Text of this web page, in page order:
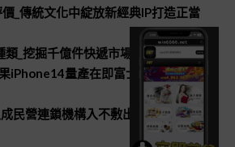
_傳統文化中綻放新經典IP打造正當
類_挖掘千億件快遞市場新空間
iPhone14量產在即富士康招工進入高
民營連鎖機構入不敷出口腔醫療規模